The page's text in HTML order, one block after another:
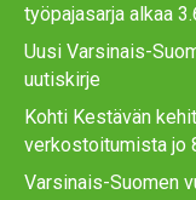
työpajasarja alkaa
Uusi Varsinais-
uutiskirje
Kohti Kestävän
verkostoitumista jo
Varsinais-Suomen